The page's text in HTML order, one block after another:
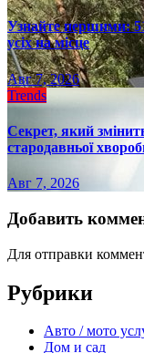
Узнайте першими:
усіх на місце
Авг 7, 2026
Trends
Секрет, який
стародавньої
Авг 7, 2026
Добавить
Для отправки
Рубрики
Авто / мото
Дом и сад